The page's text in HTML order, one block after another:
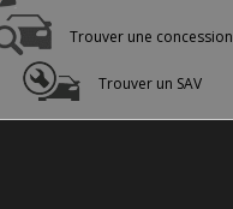
Trouver une concession
Trouver un SAV